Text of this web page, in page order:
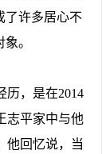
了许多居心不
。
，是在2014
志平家中与他
他回忆说，当